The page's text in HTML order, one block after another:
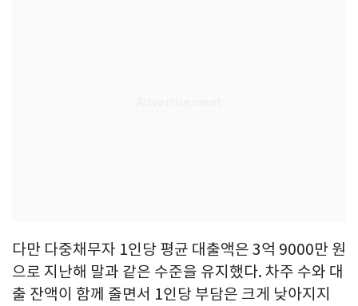
다만 다중채무자 1인당 평균 대출액은 3억 9000만 원
으로 지난해 말과 같은 수준을 유지했다. 차주 수와 대
출 잔액이 함께 줄면서 1인당 부담은 크게 낮아지지